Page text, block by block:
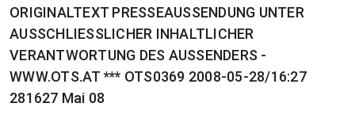
ORIGINALTEXT PRESSEAUSSENDUNG UNTER
AUSSCHLIESSLICHER INHALTLICHER
VERANTWORTUNG DES AUSSENDERS -
WWW.OTS.AT *** OTS0369 2008-05-28/16:27
281627 Mai 08